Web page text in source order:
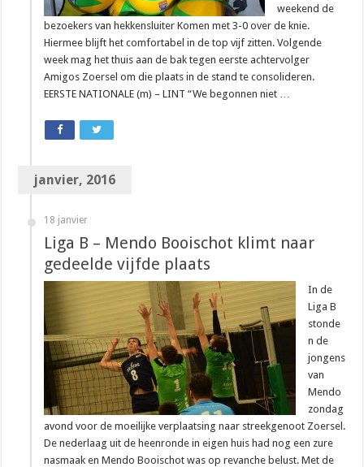
weekend de
bezoekers van hekkensluiter Komen met 3-0 over de knie.
Hiermee blijft het comfortabel in de top vijf zitten. Volgende
week mag het thuis aan de bak tegen eerste achtervolger
Amigos Zoersel om die plaats in de stand te consolideren.
EERSTE NATIONALE (m) – LINT “We begonnen niet …
janvier, 2016
18 janvier
Liga B – Mendo Booischot klimt naar
gedeelde vijfde plaats
In de
Liga B
stonde
n de
jongens
van
Mendo
zondag
avond voor de moeilijke verplaatsing naar streekgenoot Zoersel.
De nederlaag uit de heenronde in eigen huis had nog een zure
nasmaak en Mendo Booischot was op revanche belust. Met de